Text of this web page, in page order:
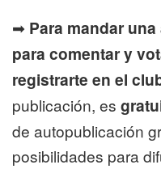
➡ Para mandar
para comentar y
registrarte en el
publicación, es
de autopublicación
posibilidades para